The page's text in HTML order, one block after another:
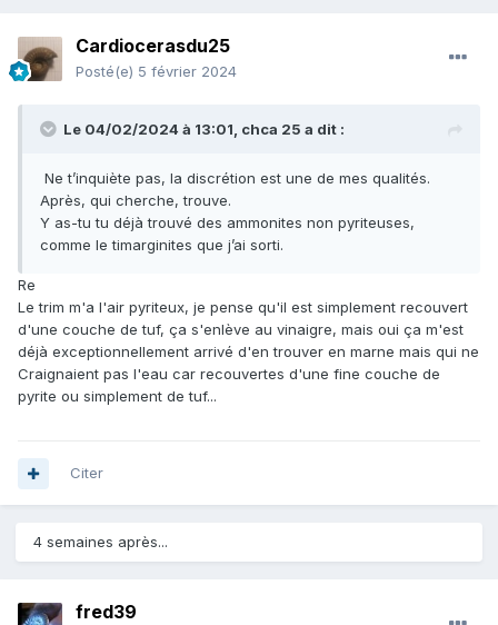
Cardiocerasdu25
Posté(e) 5 février 2024
Le 04/02/2024 à 13:01, chca 25 a dit :
Ne t’inquiète pas, la discrétion est une de mes qualités.
Après, qui cherche, trouve.
Y as-tu tu déjà trouvé des ammonites non pyriteuses,
comme le timarginites que j’ai sorti.
Re
Le trim m'a l'air pyriteux, je pense qu'il est simplement recouvert
d'une couche de tuf, ça s'enlève au vinaigre, mais oui ça m'est
déjà exceptionnellement arrivé d'en trouver en marne mais qui ne
Craignaient pas l'eau car recouvertes d'une fine couche de
pyrite ou simplement de tuf...
Citer
4 semaines après...
fred39